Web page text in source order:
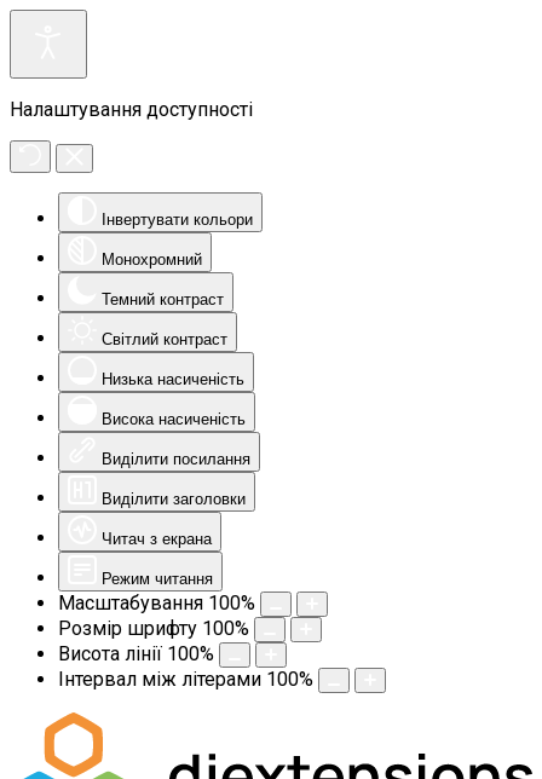
Налаштування доступності
Інвертувати кольори
Монохромний
Темний контраст
Світлий контраст
Низька насиченість
Висока насиченість
Виділити посилання
Виділити заголовки
Читач з екрана
Режим читання
Масштабування 100%
Розмір шрифту 100%
Висота лінії 100%
Інтервал між літерами 100%